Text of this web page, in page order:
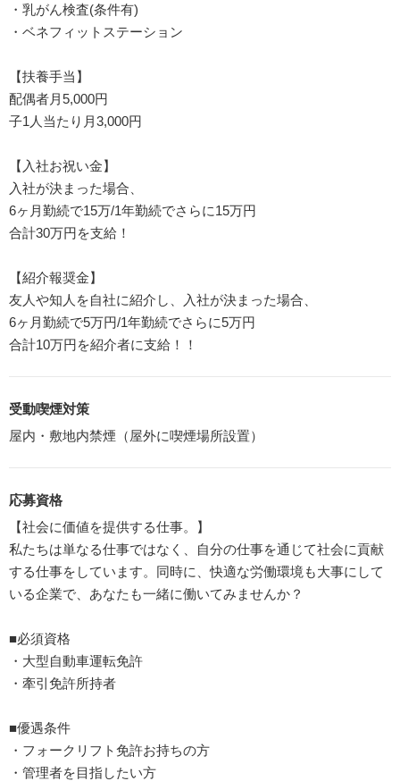
・乳がん検査(条件有)
・ベネフィットステーション
【扶養手当】
配偶者月5,000円
子1人当たり月3,000円
【入社お祝い金】
入社が決まった場合、
6ヶ月勤続で15万/1年勤続でさらに15万円
合計30万円を支給！
【紹介報奨金】
友人や知人を自社に紹介し、入社が決まった場合、
6ヶ月勤続で5万円/1年勤続でさらに5万円
合計10万円を紹介者に支給！！
受動喫煙対策
屋内・敷地内禁煙（屋外に喫煙場所設置）
応募資格
【社会に価値を提供する仕事。】
私たちは単なる仕事ではなく、自分の仕事を通じて社会に貢献
する仕事をしています。同時に、快適な労働環境も大事にして
いる企業で、あなたも一緒に働いてみませんか？
■必須資格
・大型自動車運転免許
・牽引免許所持者
■優遇条件
・フォークリフト免許お持ちの方
・管理者を目指したい方